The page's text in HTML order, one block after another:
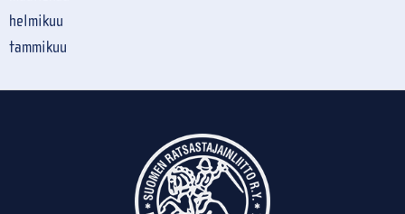
helmikuu
tammikuu